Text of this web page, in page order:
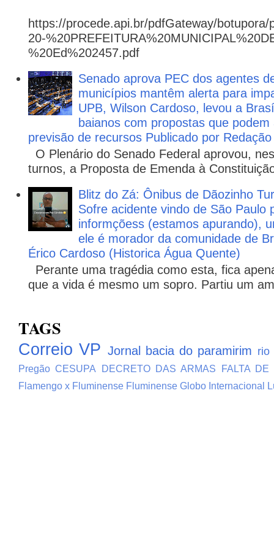
https://procede.api.br/pdfGateway/
20-
%20Ed%202457.pdf
Senado aprova PEC dos agentes
municípios mantêm alerta para
UPB, Wilson Cardoso, levou a
baianos com propostas que
previsão de recursos Publicado por
O Plenário do Senado Federal aprovou,
turnos, a Proposta de Emenda à
Blitz do Zá: Ônibus de Dãozinho
Sofre acidente vindo de São Paulo
informçõess (estamos apurando),
ele é morador da comunidade de
Érico Cardoso (Historica Água Quente)
Perante uma tragédia como esta, fica
que a vida é mesmo um sopro. Partiu um
TAGS
Correio VP Jornal bacia do paramirim rio
Pregão CESUPA DECRETO DAS ARMAS
FALTA DE
Flamengo x Fluminense Fluminense Globo Internacional